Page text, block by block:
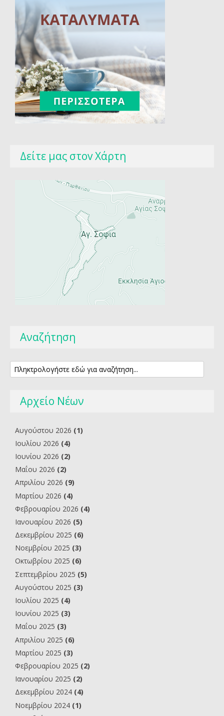
Δείτε μας στοv Χάρτη
Αναζήτηση
Αρχείο Νέων
Αυγούστου 2026 (1)
Ιουλίου 2026 (4)
Ιουνίου 2026 (2)
Μαΐου 2026 (2)
Απριλίου 2026 (9)
Μαρτίου 2026 (4)
Φεβρουαρίου 2026 (4)
Ιανουαρίου 2026 (5)
Δεκεμβρίου 2025 (6)
Νοεμβρίου 2025 (3)
Οκτωβρίου 2025 (6)
Σεπτεμβρίου 2025 (5)
Αυγούστου 2025 (3)
Ιουλίου 2025 (4)
Ιουνίου 2025 (3)
Μαΐου 2025 (3)
Απριλίου 2025 (6)
Μαρτίου 2025 (3)
Φεβρουαρίου 2025 (2)
Ιανουαρίου 2025 (2)
Δεκεμβρίου 2024 (4)
Νοεμβρίου 2024 (1)